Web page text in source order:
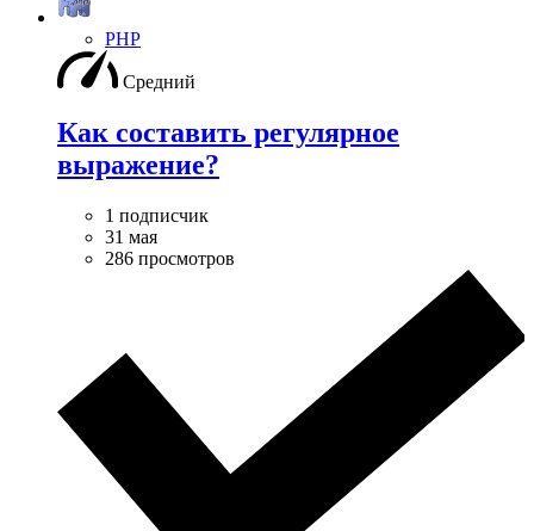
PHP
Средний
Как составить регулярное
выражение?
1 подписчик
31 мая
286 просмотров